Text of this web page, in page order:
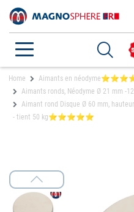
Home Aimants en
Aimants ronds, Néodyme Ø 21 mm -
Aimant rond Disque Ø 60 mm,
- tient 50 kg⭐⭐⭐⭐⭐